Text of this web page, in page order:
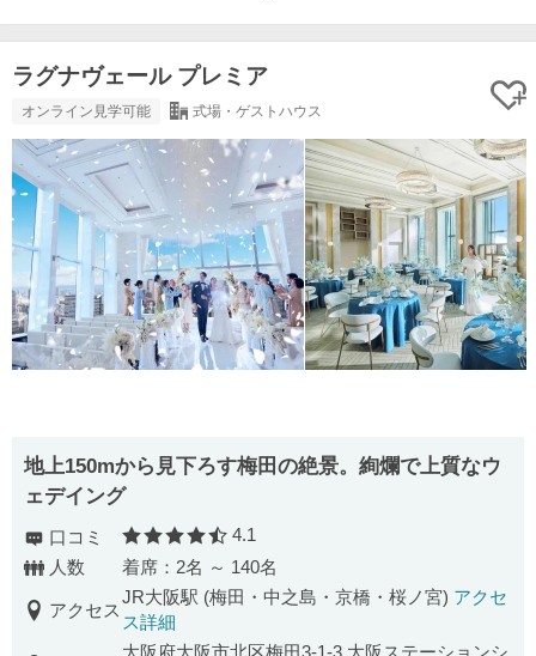
ラグナヴェール プレミア
オンライン見学可能 式場・ゲストハウス
地上150mから見下ろす梅田の絶景。絢爛で上質なウ
ェデイング
口コミ 口コミ評価
4.1
人数
着席：2名 ～ 140名
アクセス
JR大阪駅 (梅田・中之島・京橋・桜ノ宮) アクセ
ス詳細